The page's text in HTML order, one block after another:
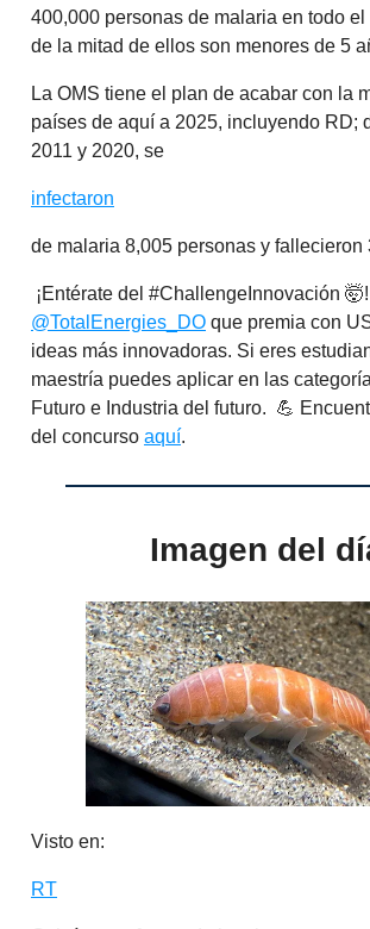
400,000 personas de malaria en todo el
de la mitad de ellos son menores de 5
La OMS tiene el plan de acabar con la
países de aquí a 2025, incluyendo RD;
2011 y 2020, se
infectaron
de malaria 8,005 personas y fallecieron
¡Entérate del #ChallengeInnovación
@TotalEnergies_DO que premia con
ideas más innovadoras. Si eres
maestría puedes aplicar en las
Futuro e Industria del futuro. 💪
del concurso aquí.
Imagen del
Visto en:
RT